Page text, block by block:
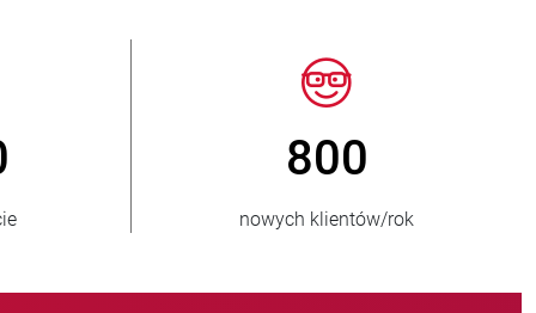
odbiorców
> 15 000
wariantów zaworów